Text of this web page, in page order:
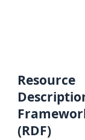
Resource
(RDF)